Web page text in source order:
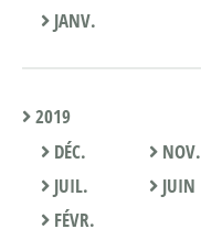
JANV.
2019
DÉC.
NOV.
JUIL.
JUIN
FÉVR.